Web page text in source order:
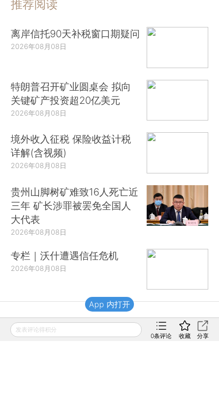
推荐阅读
离岸信托90天补税窗口期疑问
2026年08月08日
特朗普召开矿业圆桌会 拟向
关键矿产投资超20亿美元
2026年08月08日
境外收入征税 保险收益计税
详解(含视频)
2026年08月08日
贵州山脚树矿难致16人死亡近
三年 矿长涉罪被罢免全国人
大代表
2026年08月08日
专栏｜沃什遭遇信任危机
2026年08月08日
财新移动
发表评论得积分
0条评论 收藏 分享
App 内打开